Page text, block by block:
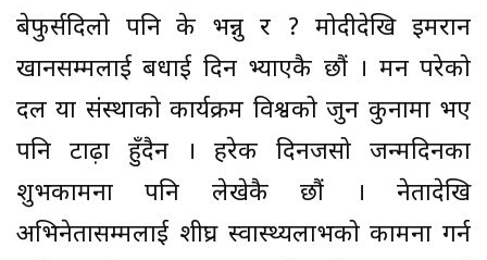
बेफुर्सदिलो पनि के भन्नु र ? मोदीदेखि इमरान
खानसम्मलाईबधाई दिन भ्याएकै छौं । मन परेको
दल या संस्थाको कार्यक्रम विश्वको जुन कुनामा भए
पनि टाढ़ा हुँदैन । हरेक दिनजसो जन्मदिनका
शुभकामना पनि लेखेकै छौं । नेतादेखि
अभिनेतासम्मलाई शीघ्र स्वास्थ्यलाभको कामना गर्न